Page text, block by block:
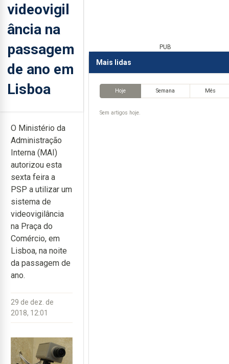
videovigil
ância na
passagem
de ano em
Lisboa
O Ministério da
Administração
Interna (MAI)
autorizou esta
sexta feira a
PSP a utilizar um
sistema de
videovigilância
na Praça do
Comércio, em
Lisboa, na noite
da passagem de
ano.
29 de dez. de
2018, 12:01
PUB
Mais lidas
Hoje Semana Mês
Sem artigos hoje.